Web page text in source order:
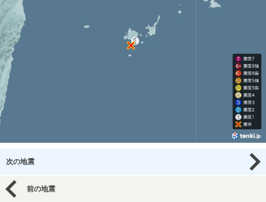
次の地震
前の地震